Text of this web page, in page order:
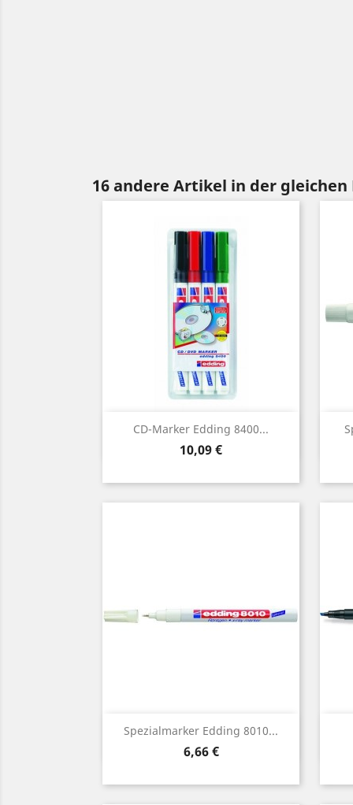
16 andere Artikel in der gleichen
CD-Marker Edding 8400...
Preis
10,09 €
Vorschau
Spezialmarker Edding 8010...
Preis
6,66 €
Vorschau